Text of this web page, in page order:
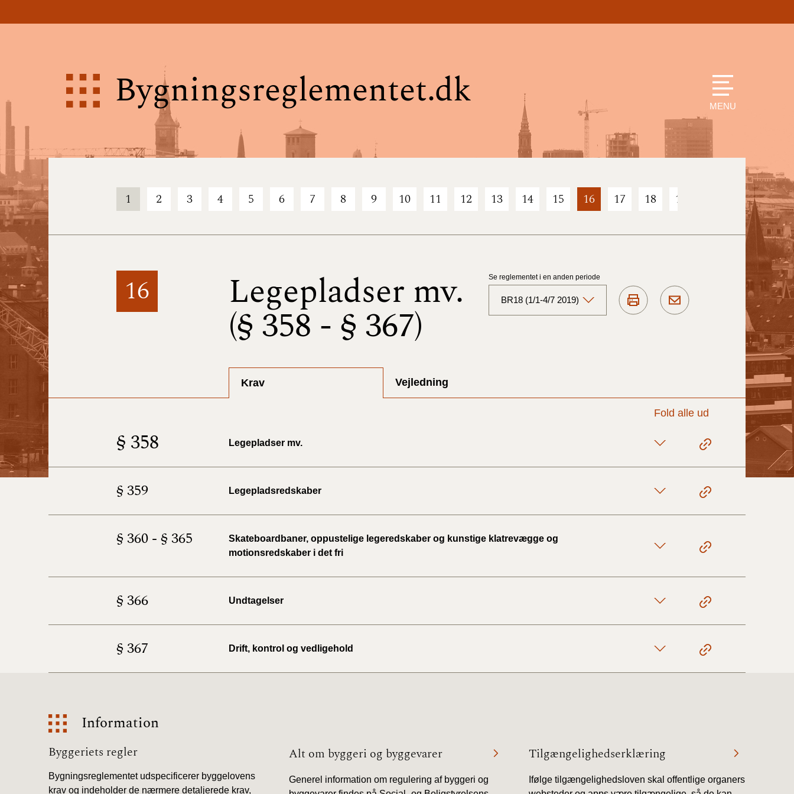
Bygningsreglementet.dk MENU
1 2 3 4 5 6 7 8 9 10 11 12 13 14 15 16 17 18 19 21 22
16 Legepladser mv.
(§ 358 - § 367)
Se reglementet i en anden periode
BR18 (1/1-4/7 2019)
BR18 (1/1- 31/12
BR18 (1/7-31/12
Krav Vejledning
Fold alle ud
§ 358 Legepladser mv.
§ 359 Legepladsredskaber
§ 360 - § 365
Skateboardbaner, oppustelige legeredskaber og kunstige klatrevægge og
motionsredskaber i det fri
§ 366 Undtagelser
§ 367 Drift, kontrol og vedligehold
Information
Information
Byggeriets regler
Bygningsreglementet udspecificerer byggelovens
krav og indeholder de nærmere detaljerede krav,
Alt om byggeri og byggevarer
Generel information om regulering af byggeri og
Tilgængelighedserklæring
Ifølge tilgængelighedsloven skal offentlige organers